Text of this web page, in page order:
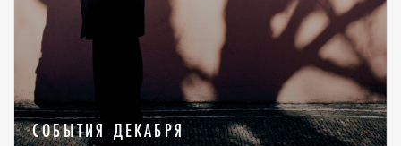
СОБЫТИЯ ДЕКАБРЯ